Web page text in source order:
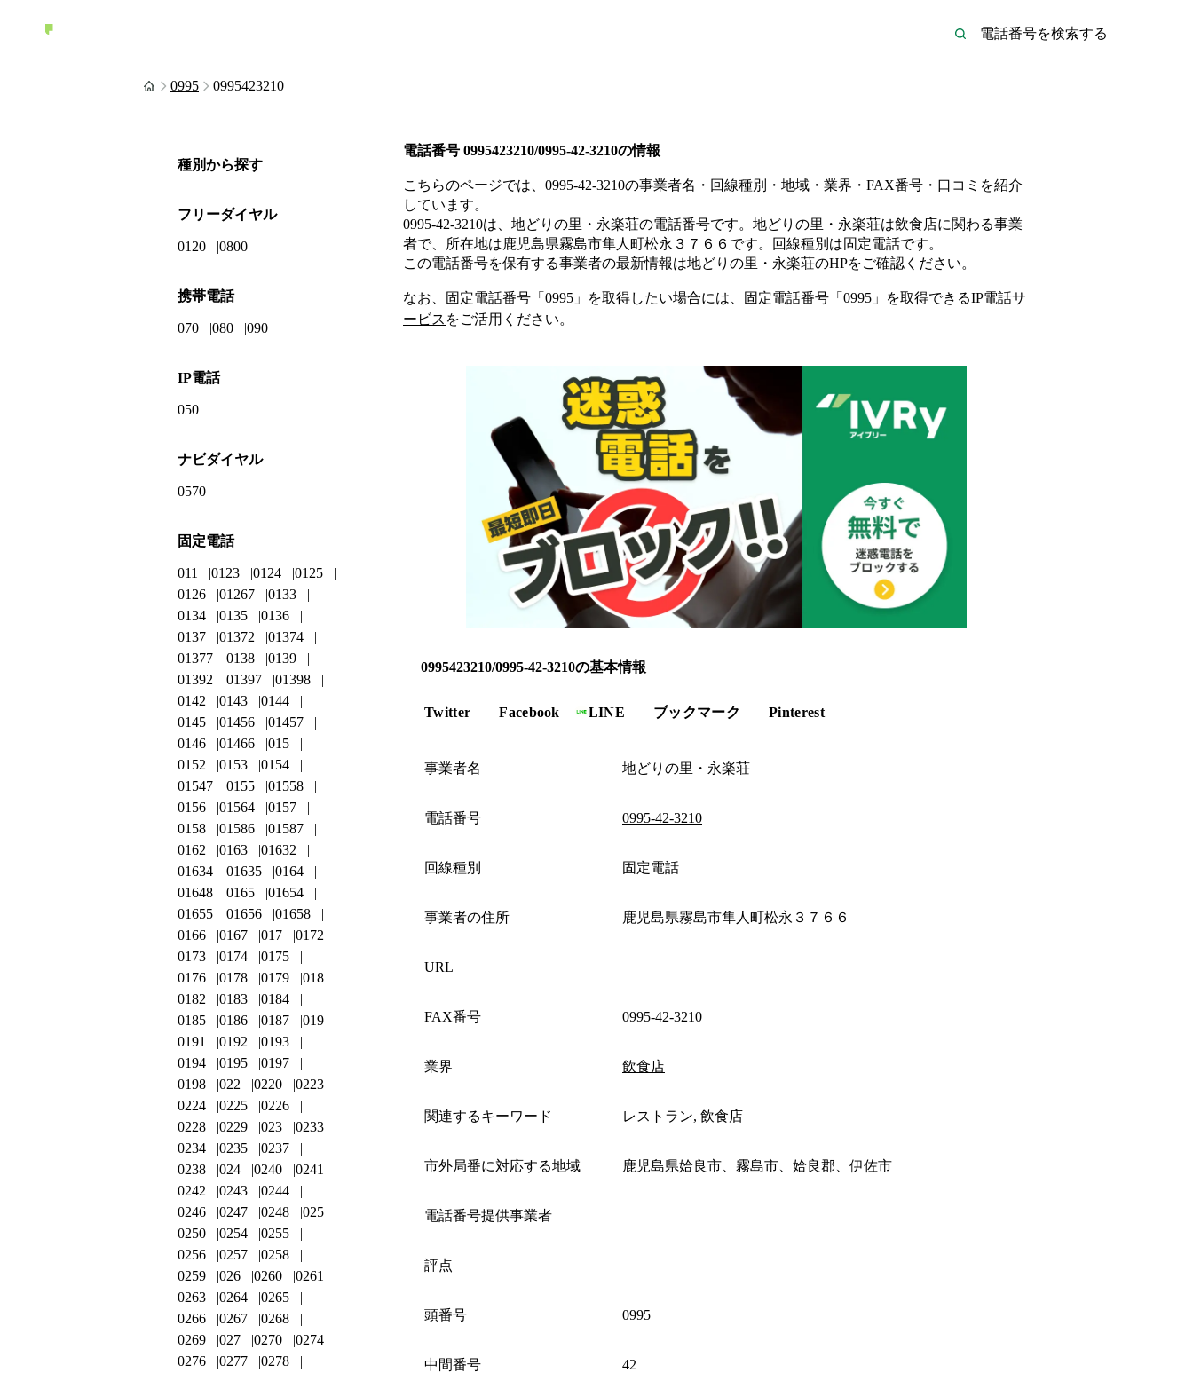
0995 0995423210
電話番号 0995423210/0995-42-3210の情報
こちらのページでは、 0995-42-3210の事業者名・回線種別・地域・業界・FAX番号・口コミを紹介
しています。
0995-42-3210は、 地どりの里・永楽荘の電話番号です。 地どりの里・永楽荘は飲食店に関わる事業
者で、所在地は鹿児島県霧島市隼人町松永３７６６ です。 回線種別は固定電話です。
この電話番号を保有する事業者の最新情報は地どりの里・永楽荘のHPをご確認ください。
なお、固定電話番号「 0995 」を取得したい場合には、 固定電話番号「 0995 」を取得できるIP電話サ
ービス をご活用ください。
0995423210/0995-42-3210の基本情報
Twitter Facebook LINE ブックマーク Pinterest
事業者名 地どりの里・永楽荘
電話番号 0995-42-3210
回線種別 固定電話
事業者の住所 鹿児島県霧島市隼人町松永３７６６
URL
FAX番号 0995-42-3210
業界 飲食店
関連するキーワード レストラン, 飲食店
市外局番に対応する地域 鹿児島県姶良市、霧島市、姶良郡、伊佐市
電話番号提供事業者
評点
頭番号 0995
中間番号 42
種別から探す
フリーダイヤル
0120 0800
携帯電話
070 080 090
IP電話
050
ナビダイヤル
0570
固定電話
011 0123 0124
0125
0126
01267
0133
0134
0135
0136
0137
01372
01374
01377
0138
0139
01392
01397
01398
0142
0143
0144
0145
01456
01457
0146
01466
015
0152
0153
0154
01547
0155
01558
0156
01564
0157
0158
01586
01587
0162
0163
01632
01634
01635
0164
01648
0165
01654
01655
01656
01658
0166
0167 017
0172
0173
0174
0175
0176
0178 0179
018
0182
0183
0184
0185
0186 0187
019
0191
0192
0193
0194
0195
0197
0198
022 0220
0223
0224
0225
0226
0228
0229 023
0233
0234
0235
0237
0238
024 0240
0241
0242
0243
0244
0246
0247 0248
025
0250
0254
0255
0256
0257
0258
0259
026 0260
0261
0263
0264
0265
0266
0267
0268
0269
027 0270
0274
0276
0277
0278